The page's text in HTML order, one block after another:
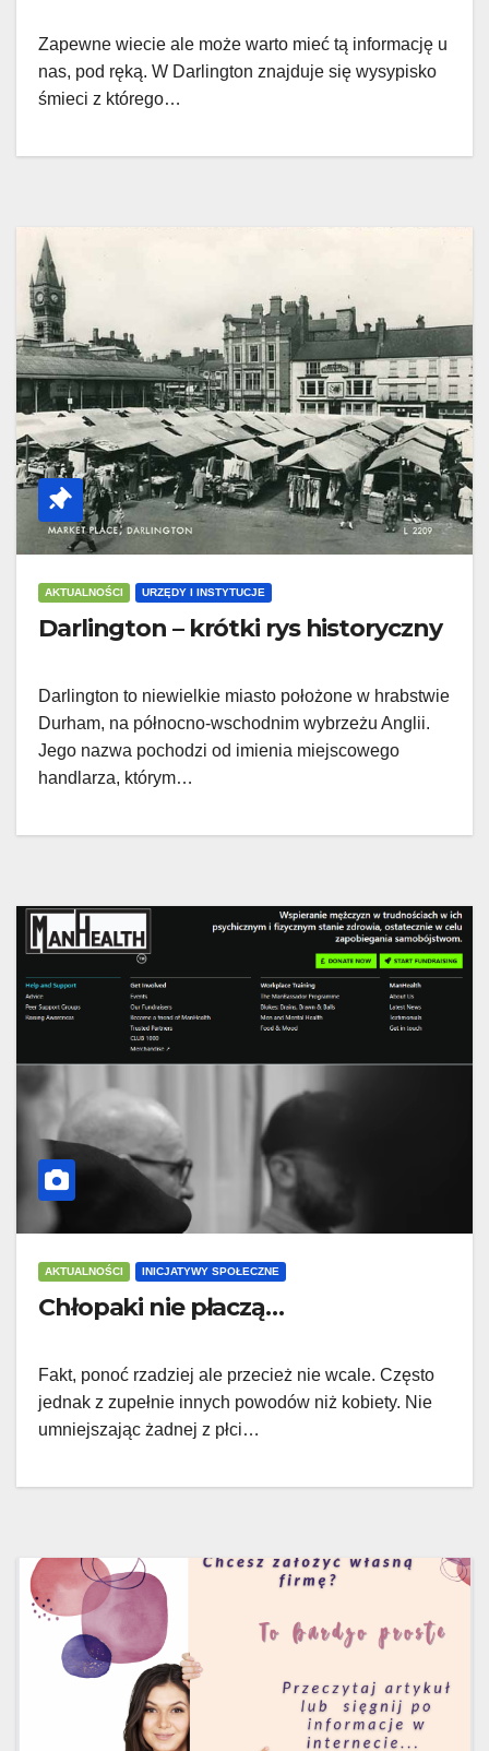
Zapewne wiecie ale może warto mieć tą informację u
nas, pod ręką. W Darlington znajduje się wysypisko
śmieci z którego…
AKTUALNOŚCI URZĘDY I INSTYTUCJE
Darlington – krótki rys historyczny
Darlington to niewielkie miasto położone w hrabstwie
Durham, na północno-wschodnim wybrzeżu Anglii.
Jego nazwa pochodzi od imienia miejscowego
handlarza, którym…
AKTUALNOŚCI INICJATYWY SPOŁECZNE
Chłopaki nie płaczą…
Fakt, ponoć rzadziej ale przecież nie wcale. Często
jednak z zupełnie innych powodów niż kobiety. Nie
umniejszając żadnej z płci…